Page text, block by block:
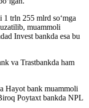
trln 255 mlrd so‘mga
muammoli
Invest bankda esa bu
va Trastbankda ham
Hayot bank muammoli
Poytaxt bankda NPL